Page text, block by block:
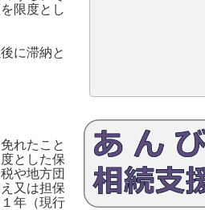
限度とし
に滞納と
れたこと
とした保
や地方団
又は担保
年（現行